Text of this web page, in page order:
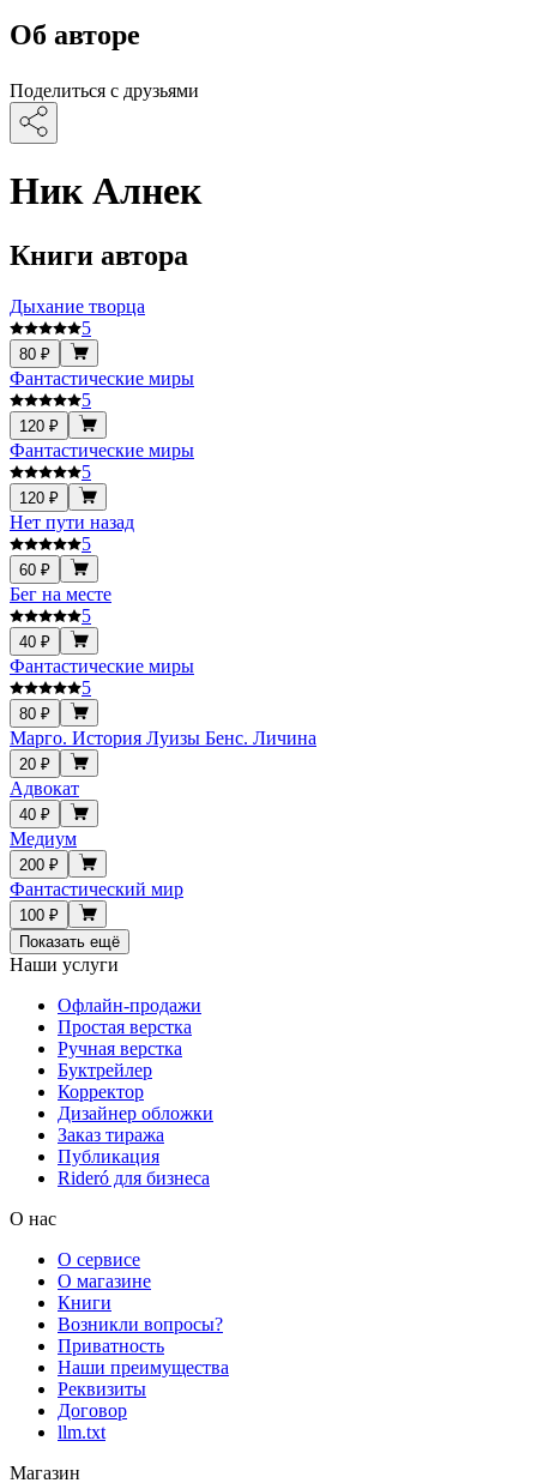
Об авторе
Поделиться с друзьями
Ник Алнек
Книги автора
Дыхание творца
5
80 ₽
Фантастические миры
5
120 ₽
Фантастические миры
5
120 ₽
Нет пути назад
5
60 ₽
Бег на месте
5
40 ₽
Фантастические миры
5
80 ₽
Марго. История Луизы Бенс. Личина
20 ₽
Адвокат
40 ₽
Медиум
200 ₽
Фантастический мир
100 ₽
Показать ещё
Наши услуги
Офлайн-продажи
Простая верстка
Ручная верстка
Буктрейлер
Корректор
Дизайнер обложки
Заказ тиража
Публикация
Rideró для бизнеса
О нас
О сервисе
О магазине
Книги
Возникли вопросы?
Приватность
Наши преимущества
Реквизиты
Договор
llm.txt
Магазин